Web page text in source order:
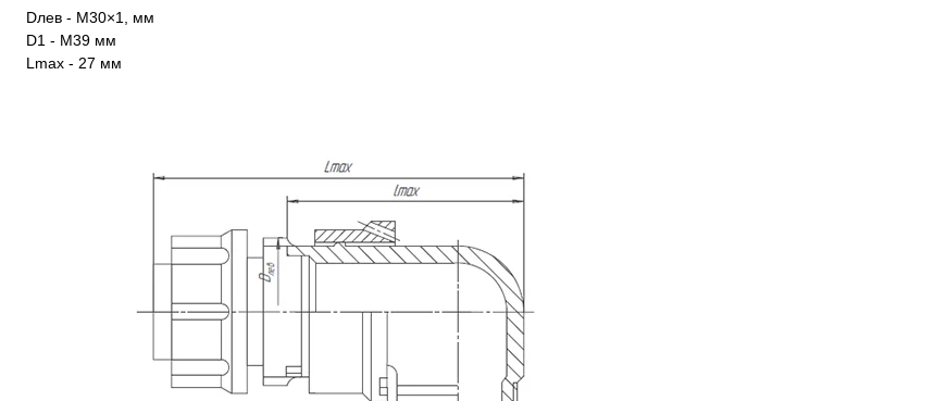
Dлев - М30×1, мм
D1 - М39 мм
Lmax - 27 мм